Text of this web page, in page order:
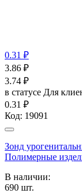
0.31 ₽
3.86 ₽
3.74 ₽
в статусе Для
0.31 ₽
Код: 19091
Зонд
Полимерные
В наличии:
690 шт.